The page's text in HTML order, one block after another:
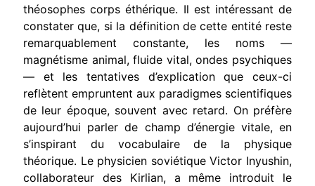
théosophes corps éthérique. Il est intéressant de
cons­tater que, si la définition de cette entité reste
remarquablement cons­tante, les noms —
magnétisme animal, fluide vital, ondes psychiques
— et les tentatives d’explication que ceux-ci
reflètent empruntent aux paradigmes scientifiques
de leur époque, souvent avec retard. On pré­fère
aujourd’hui parler de champ d’énergie vitale, en
s’inspirant du vocabulaire de la physique
théorique. Le physicien soviétique Vic­tor Inyushin,
collaborateur des Kirlian, a même introduit le